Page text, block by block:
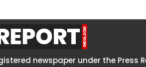
newspaper under the Press